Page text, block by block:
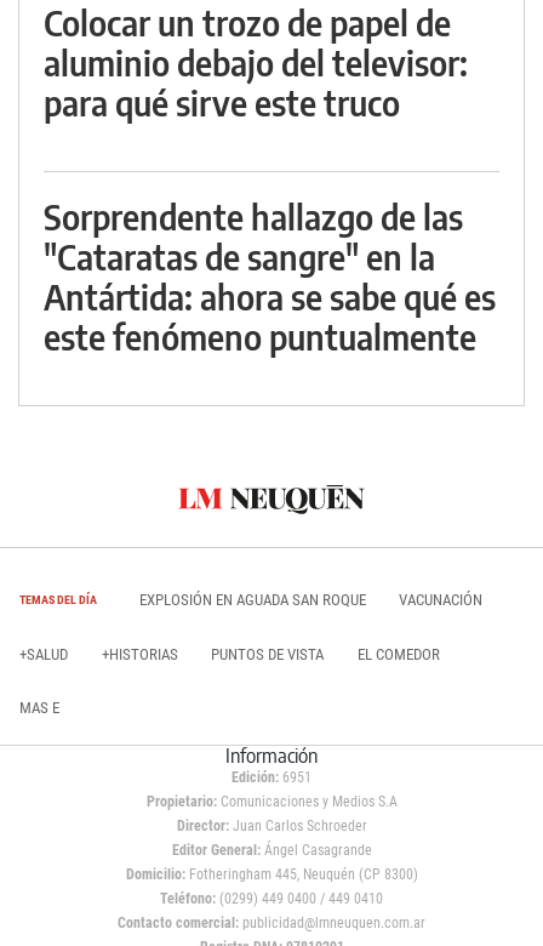
Colocar un trozo de papel de
aluminio debajo del televisor:
para qué sirve este truco
Sorprendente hallazgo de las
"Cataratas de sangre" en la
Antártida: ahora se sabe qué es
este fenómeno puntualmente
TEMAS DEL DÍA EXPLOSIÓN EN AGUADA SAN ROQUE VACUNACIÓN
+SALUD +HISTORIAS PUNTOS DE VISTA EL COMEDOR
MAS E
Información
Edición: 6951
Propietario:Comunicaciones y Medios S.A
Director: Juan Carlos Schroeder
Editor General:Ángel Casagrande
Domicilio:Fotheringham 445, Neuquén (CP 8300)
Teléfono: (0299) 449 0400 / 449 0410
Contacto comercial: publicidad@lmneuquen.com.ar